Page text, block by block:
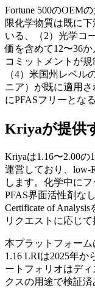
Fortune 500のOEM
限化学物質は既に
いる、（2）光学コ
価を含めて12〜36
コミットメントが
（4）米国州レベ
ニア）が既に適用
にPFASフリーとな
Kriyaが提供
Kriyaは1.16〜2.00の
運営しており、low-
します。化学中にフ
PFAS界面活性剤な
Certificate of
リクエストに応じて
本プラットフォー
1.16 LRIは2025年か
ートフォリオはデ
クスの用途で検証